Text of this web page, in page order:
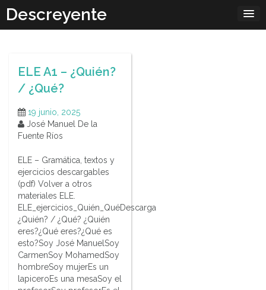
content
Descreyente
ELE A1 – ¿Quién?
/ ¿Qué?
19 junio, 2025
José Manuel De la
Fuente Ríos
ELE – Gramática, textos y
ejercicios descargables
(pdf) Volver a otros
materiales ELE.
ELE_ejercicios_Quién_QuéDescarga
¿Quién? / ¿Qué? ¿Quién
eres?¿Qué eres?¿Qué es
esto?Soy José ManuelSoy
CarmenSoy MohamedSoy
hombreSoy mujerEs un
lapiceroEs una mesaSoy el